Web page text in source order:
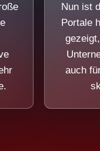
Nun ist
Portale
auch